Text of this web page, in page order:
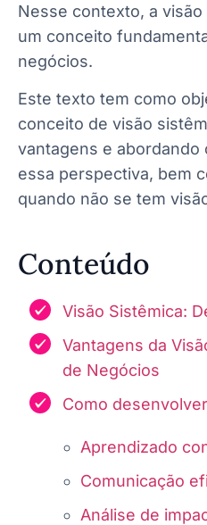
Nesse contexto, a
um conceito
negócios.
Este texto tem como
conceito de visão
vantagens e
essa perspectiva, bem
quando não se tem
Conteúdo
Visão Sistêmica:
Vantagens da
de Negócios
Como
Aprendizado
Comunicação
Análise de